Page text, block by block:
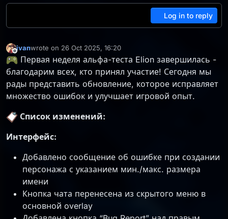
Log in to reply
Offline
ivanwrote on 26 Oct 2025, 16:20
last edited by ivan
Первая неделя альфа-теста Elion завершилась -
благодарим всех, кто принял участие! Сегодня мы
рады представить обновление, которое исправляет
множество ошибок и улучшает игровой опыт.
Список изменений:
Интерфейс:
Добавлено сообщение об ошибке при создании
персонажа с указанием мин./макс. размера
имени
Кнопка чата перенесена из скрытого меню в
основной overlay